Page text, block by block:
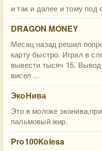
и так и далее и тому под
DRAGON MONEY
Месяц назад решил
карту быстро. Играл в
вывести тысяч 15.
висел ...
ЭкоНива
Это в молоке
пальмовый жир.
Pro100Kolesa